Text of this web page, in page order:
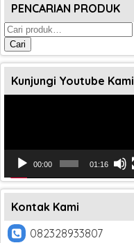
PENCARIAN PRODUK
Pencarian
untuk:
Cari
Kunjungi Youtube Kami
00:00 01:16
Kontak Kami
082328933807